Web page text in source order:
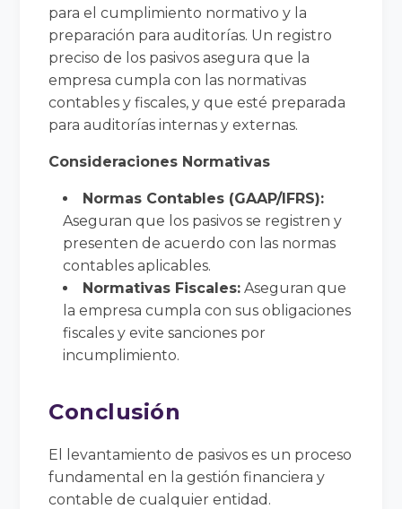
para el cumplimiento normativo y la
preparación para auditorías. Un registro
preciso de los pasivos asegura que la
empresa cumpla con las normativas
contables y fiscales, y que esté preparada
para auditorías internas y externas.
Consideraciones Normativas
Normas Contables (GAAP/IFRS):
Aseguran que los pasivos se registren y
presenten de acuerdo con las normas
contables aplicables.
Normativas Fiscales: Aseguran que
la empresa cumpla con sus obligaciones
fiscales y evite sanciones por
incumplimiento.
Conclusión
El levantamiento de pasivos es un proceso
fundamental en la gestión financiera y
contable de cualquier entidad.